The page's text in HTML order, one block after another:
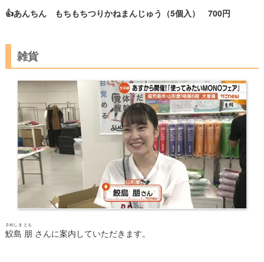
👍あんちん もちもちつりかねまんじゅう（5個入） 700円
雑貨
鮫島 朋
さめしま とも
さんに案内していただきます。